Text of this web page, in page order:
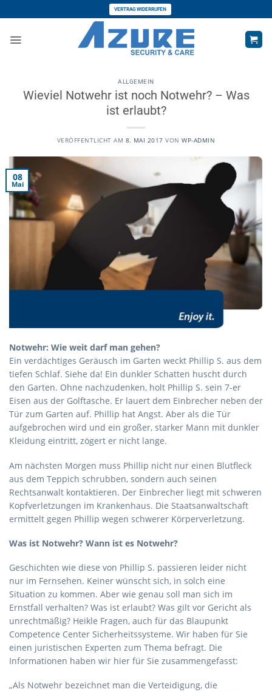
Inhalt
VERTRAG WIDERRUFEN
ALLGEMEIN
Wieviel Notwehr ist noch Notwehr? – Was
ist erlaubt?
VERÖFFENTLICHT AM 8. MAI 2017 VONWP-ADMIN
08
Mai
Notwehr: Wie weit darf man gehen?
Ein verdächtiges Geräusch im Garten weckt Phillip S. aus dem
tiefen Schlaf. Siehe da! Ein dunkler Schatten huscht durch
den Garten. Ohne nachzudenken, holt Phillip S. sein 7-er
Eisen aus der Golftasche. Er lauert dem Einbrecher neben der
Tür zum Garten auf. Phillip hat Angst. Aber als die Tür
aufgebrochen wird und ein großer, starker Mann mit dunkler
Kleidung eintritt, zögert er nicht lange.
Am nächsten Morgen muss Phillip nicht nur einen Blutfleck
aus dem Teppich schrubben, sondern auch seinen
Rechtsanwalt kontaktieren. Der Einbrecher liegt mit schweren
Kopfverletzungen im Krankenhaus. Die Staatsanwaltschaft
ermittelt gegen Phillip wegen schwerer Körperverletzung.
Was ist Notwehr? Wann ist es Notwehr?
Geschichten wie diese von Phillip S. passieren leider nicht
nur im Fernsehen. Keiner wünscht sich, in solch eine
Situation zu kommen. Aber wie genau soll man sich im
Ernstfall verhalten? Was ist erlaubt? Was gilt vor Gericht als
unrechtmäßig? Heikle Fragen, auch für das Blaupunkt
Competence Center Sicherheitssysteme. Wir haben für Sie
einen juristischen Experten zum Thema befragt. Die
Informationen haben wir hier für Sie zusammengefasst:
„Als Notwehr bezeichnet man die Verteidigung, die